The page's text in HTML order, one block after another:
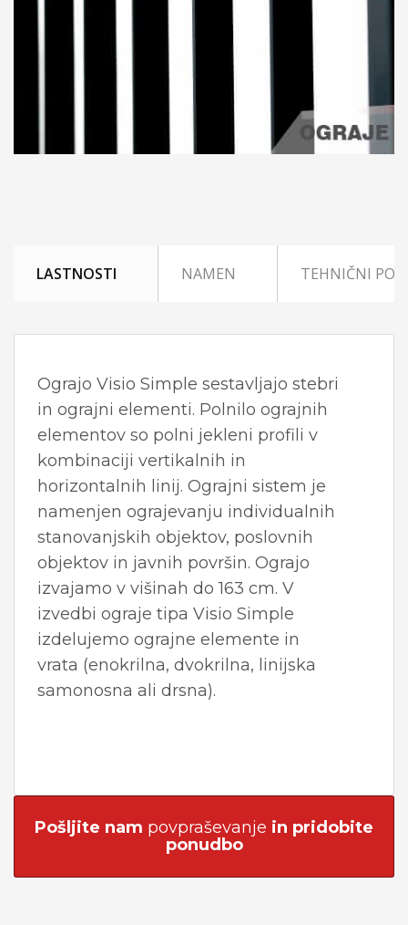
LASTNOSTI NAMEN TEHNIČNI
Ograjo Visio Simple sestavljajo stebri
in ograjni elementi. Polnilo ograjnih
elementov so polni jekleni profili v
kombinaciji vertikalnih in
horizontalnih linij. Ograjni sistem je
namenjen ograjevanju individualnih
stanovanjskih objektov, poslovnih
objektov in javnih površin. Ograjo
izvajamo v višinah do 163 cm. V
izvedbi ograje tipa Visio Simple
izdelujemo ograjne elemente in
vrata (enokrilna, dvokrilna, linijska
samonosna ali drsna).
Pošljite nam povpraševanje in pridobite
ponudbo